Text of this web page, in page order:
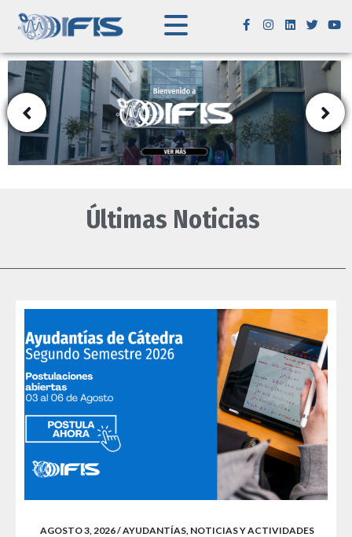
Últimas Noticias
AGOSTO 3, 2026/AYUDANTÍAS NOTICIAS Y ACTIVIDADES